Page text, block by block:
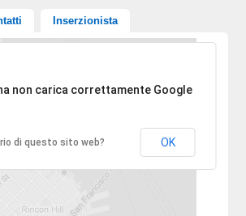
Inserzionista
l'indirizzo non è stato trovato.
non carica correttamente Google
di questo sito web? OK